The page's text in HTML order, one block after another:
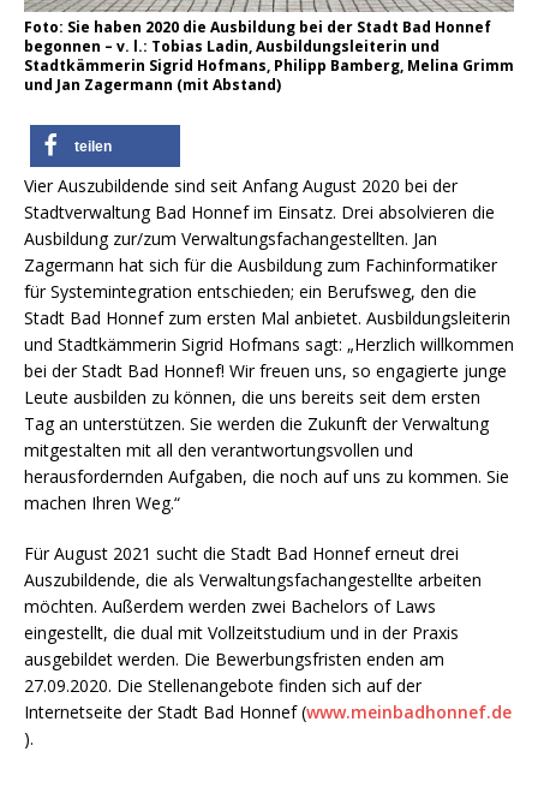
Foto: Sie haben 2020 die Ausbildung bei der Stadt Bad Honnef
begonnen – v. l.: Tobias Ladin, Ausbildungsleiterin und
Stadtkämmerin Sigrid Hofmans, Philipp Bamberg, Melina Grimm
und Jan Zagermann (mit Abstand)
teilen
Vier Auszubildende sind seit Anfang August 2020 bei der
Stadtverwaltung Bad Honnef im Einsatz. Drei absolvieren die
Ausbildung zur/zum Verwaltungsfachangestellten. Jan
Zagermann hat sich für die Ausbildung zum Fachinformatiker
für Systemintegration entschieden; ein Berufsweg, den die
Stadt Bad Honnef zum ersten Mal anbietet. Ausbildungsleiterin
und Stadtkämmerin Sigrid Hofmans sagt: „Herzlich willkommen
bei der Stadt Bad Honnef! Wir freuen uns, so engagierte junge
Leute ausbilden zu können, die uns bereits seit dem ersten
Tag an unterstützen. Sie werden die Zukunft der Verwaltung
mitgestalten mit all den verantwortungsvollen und
herausfordernden Aufgaben, die noch auf uns zu kommen. Sie
machen Ihren Weg.“
Für August 2021 sucht die Stadt Bad Honnef erneut drei
Auszubildende, die als Verwaltungsfachangestellte arbeiten
möchten. Außerdem werden zwei Bachelors of Laws
eingestellt, die dual mit Vollzeitstudium und in der Praxis
ausgebildet werden. Die Bewerbungsfristen enden am
27.09.2020. Die Stellenangebote finden sich auf der
Internetseite der Stadt Bad Honnef (www.meinbadhonnef.de
).